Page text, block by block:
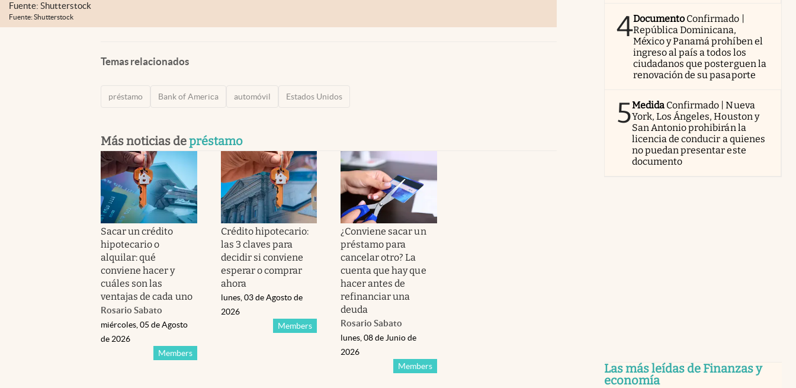
Fuente: Shutterstock
Fuente: Shutterstock
Temas relacionados
préstamo Bank of America automóvil Estados Unidos
Más noticias depréstamo
Sacar un crédito
hipotecario o
alquilar: qué
conviene hacer y
cuáles son las
ventajas de cada uno
Rosario Sabato
Members
miércoles, 05 de Agosto
de 2026
Crédito hipotecario:
las 3 claves para
decidir si conviene
esperar o comprar
ahora
Members
lunes, 03 de Agosto de
2026
¿Conviene sacar un
préstamo para
cancelar otro? La
cuenta que hay que
hacer antes de
refinanciar una
deuda
Rosario Sabato
Members
lunes, 08 de Junio de
2026
4Documento Confirmado |
República Dominicana,
México y Panamá prohíben el
ingreso al país a todos los
ciudadanos que posterguen la
renovación de su pasaporte
5Medida Confirmado | Nueva
York, Los Ángeles, Houston y
San Antonio prohibirán la
licencia de conducir a quienes
no puedan presentar este
documento
Las más leídas de Finanzas y
economía